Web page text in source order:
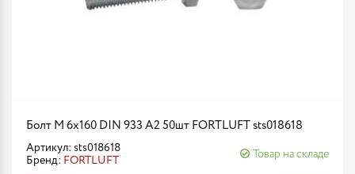
Болт М 6х160 DIN 933 A2 50шт FORTLUFT sts018618
Артикул: sts018618
Бренд: FORTLUFT
Товар на складе